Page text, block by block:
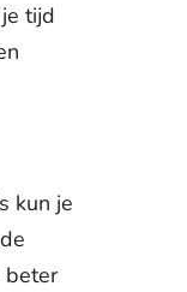
tijd
kun je
beter